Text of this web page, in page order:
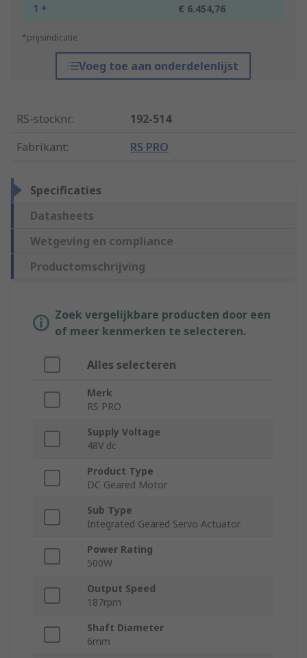
1 + € 6.454,76
*prijsindicatie
Voeg toe aan onderdelenlijst
RS-stocknr.:
192-514
Fabrikant: RS PRO
Specificaties
Datasheets
Wetgeving en compliance
Productomschrijving
Zoek vergelijkbare producten door een
of meer kenmerken te selecteren.
Alles selecteren
Merk
RS PRO
Supply Voltage
48V dc
Product Type
DC Geared Motor
Sub Type
Integrated Geared Servo Actuator
Power Rating
500W
Output Speed
187rpm
Shaft Diameter
6mm